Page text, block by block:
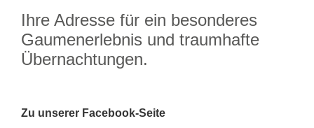
Ihre Adresse für ein besonderes
Gaumenerlebnis und traumhafte
Übernachtungen.
Zu unserer Facebook-Seite